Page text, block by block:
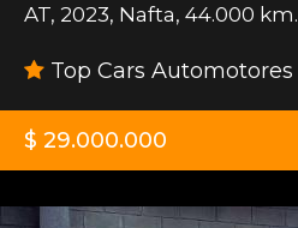
AT, 2023, Nafta, 44.000 km.
Top Cars Automotores
$ 29.000.000